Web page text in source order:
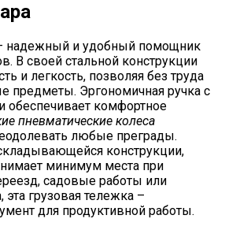
надежный и удобный помощник
В своей стальной конструкции
и легкость, позволяя без труда
предметы. Эргономичная ручка с
обеспечивает комфортное
пневматические колеса
любые преграды.
конструкции,
минимум места при
садовые работы или
эта грузовая тележка –
для продуктивной работы.